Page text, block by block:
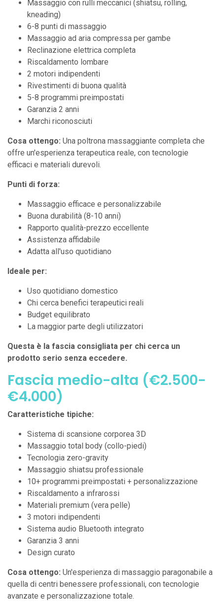
Massaggio con rulli meccanici (shiatsu, rolling,
kneading)
6-8 punti di massaggio
Massaggio ad aria compressa per gambe
Reclinazione elettrica completa
Riscaldamento lombare
2 motori indipendenti
Rivestimenti di buona qualità
5-8 programmi preimpostati
Garanzia 2 anni
Marchi riconosciuti
Cosa ottengo: Una poltrona massaggiante completa che
offre un'esperienza terapeutica reale, con tecnologie
efficaci e materiali durevoli.
Punti di forza:
Massaggio efficace e personalizzabile
Buona durabilità (8-10 anni)
Rapporto qualità-prezzo eccellente
Assistenza affidabile
Adatta all'uso quotidiano
Ideale per:
Uso quotidiano domestico
Chi cerca benefici terapeutici reali
Budget equilibrato
La maggior parte degli utilizzatori
Questa è la fascia consigliata per chi cerca un
prodotto serio senza eccedere.
Fascia medio-alta (€2.500-
€4.000)
Caratteristiche tipiche:
Sistema di scansione corporea 3D
Massaggio total body (collo-piedi)
Tecnologia zero-gravity
Massaggio shiatsu professionale
10+ programmi preimpostati + personalizzazione
Riscaldamento a infrarossi
Materiali premium (vera pelle)
3 motori indipendenti
Sistema audio Bluetooth integrato
Garanzia 3 anni
Design curato
Cosa ottengo: Un'esperienza di massaggio paragonabile a
quella di centri benessere professionali, con tecnologie
avanzate e personalizzazione totale.